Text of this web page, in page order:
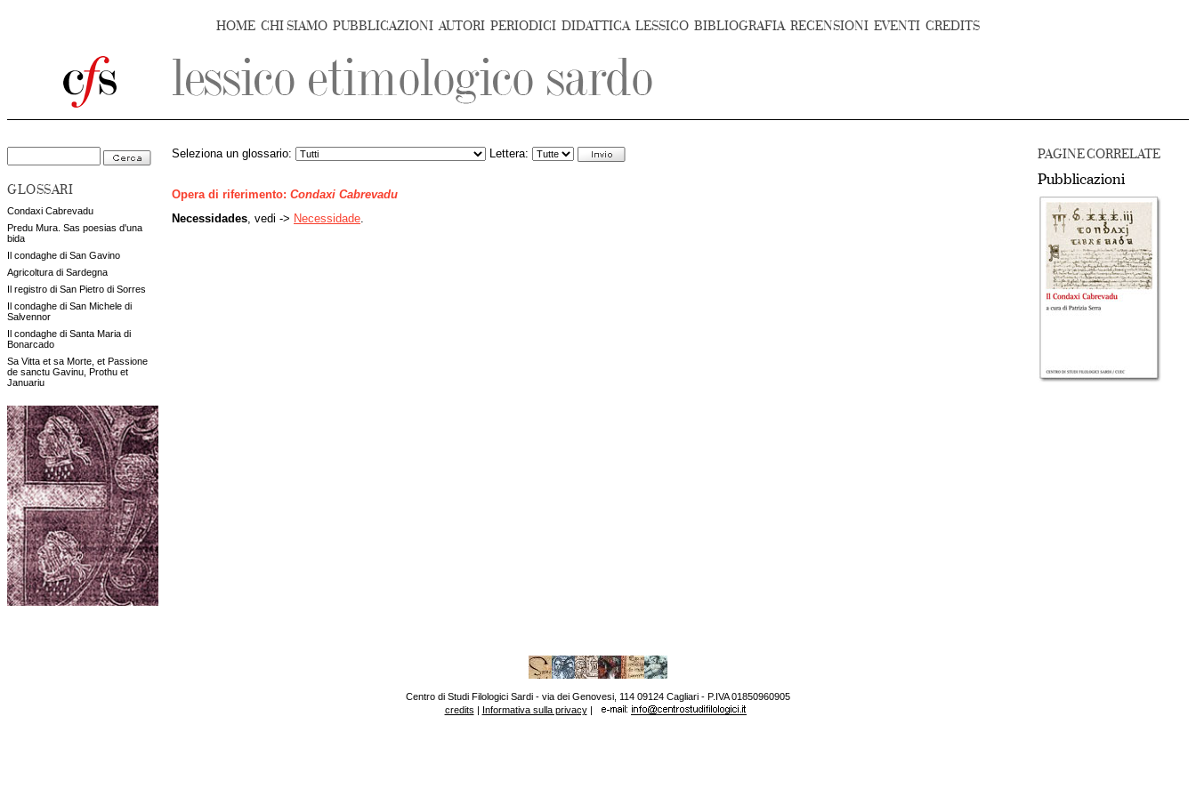
HOME CHI SIAMO PUBBLICAZIONI AUTORI PERIODICI DIDATTICA LESSICO BIBLIOGRAFIA RECENSIONI EVENTI CREDITS
GLOSSARI
Condaxi Cabrevadu
Predu Mura. Sas poesias d'una
bida
Il condaghe di San Gavino
Agricoltura di Sardegna
Il registro di San Pietro di Sorres
Il condaghe di San Michele di
Salvennor
Il condaghe di Santa Maria di
Bonarcado
Sa Vitta et sa Morte, et Passione
de sanctu Gavinu, Prothu et
Januariu
PAGINE CORRELATE
Pubblicazioni
Seleziona un glossario: Lettera:
Opera di riferimento: Condaxi Cabrevadu
Necessidades , vedi -> Necessidade
Centro di Studi Filologici Sardi - via dei Genovesi, 114 09124 Cagliari - P.IVA 01850960905
credits | Informativa sulla privacy|